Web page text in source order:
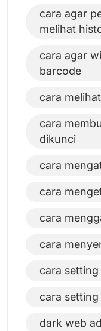
cara agar
melihat
cara agar
barcode
cara
cara
dikunci
cara
cara
cara
cara
cara
cara
dark web